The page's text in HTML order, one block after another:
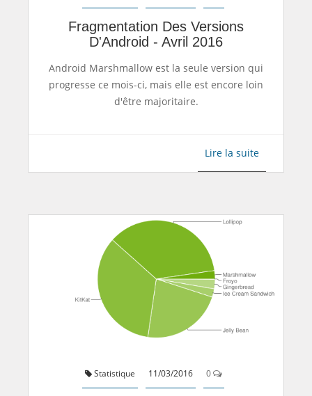
Fragmentation Des Versions
D'Android - Avril 2016
Android Marshmallow est la seule version qui
progresse ce mois-ci, mais elle est encore loin
d'être majoritaire.
Lire la suite
Statistique 11/03/2016 0